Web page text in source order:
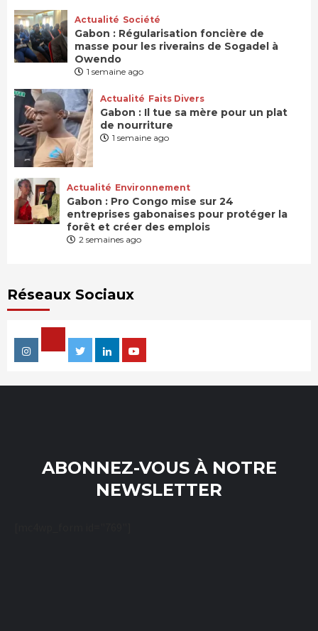
Actualité Société
Gabon : Régularisation foncière de
masse pour les riverains de Sogadel à
Owendo
1 semaine ago
Actualité Faits Divers
Gabon : Il tue sa mère pour un plat
de nourriture
1 semaine ago
Actualité Environnement
Gabon : Pro Congo mise sur 24
entreprises gabonaises pour protéger la
forêt et créer des emplois
2 semaines ago
Réseaux Sociaux
Instagram
Facebook
TwitterLinkedin
ABONNEZ-VOUS À NOTRE
NEWSLETTER